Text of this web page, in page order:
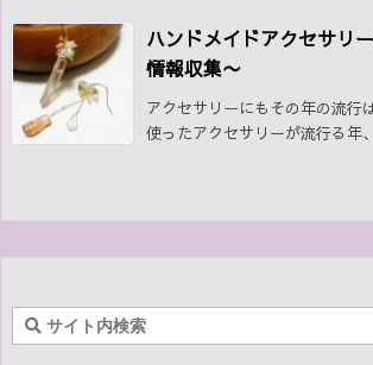
ハンドメイドアクセサリ
情報収集〜
アクセサリーにもその年の流行
使ったアクセサリーが流行る年